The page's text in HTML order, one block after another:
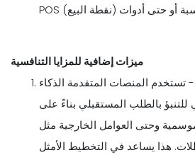
ميزات إضافية للمزايا التنافسية
- تستخدم المنصات المتقدمة الذكاء
للتنبؤ بالطلب المستقبلي بناءً على
وحتى العوامل الخارجية مثل
هذا يساعد في التخطيط الأمثل